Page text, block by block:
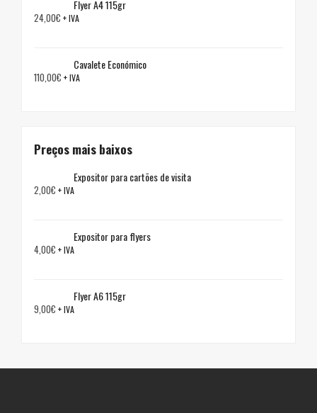
Flyer A4 115gr
24,00€ + IVA
Cavalete Económico
110,00€ + IVA
Preços mais baixos
Expositor para cartões de visita
2,00€ + IVA
Expositor para flyers
4,00€ + IVA
Flyer A6 115gr
9,00€ + IVA